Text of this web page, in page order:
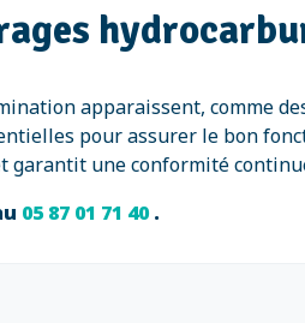
apparaissent, comme
pour assurer le bon
une conformité
05 87 01 71 40.